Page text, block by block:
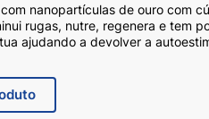
nanopartículas de ouro com
rugas, nutre, regenera e tem
ajudando a devolver a